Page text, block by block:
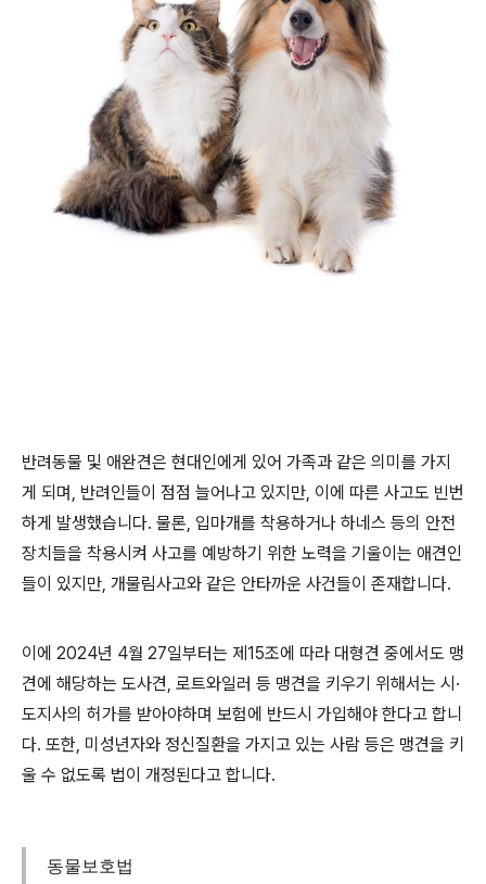
반려동물 및 애완견은 현대인에게 있어 가족과 같은 의미를 가지
게 되며, 반려인들이 점점 늘어나고 있지만, 이에 따른 사고도 빈번
하게 발생했습니다. 물론, 입마개를 착용하거나 하네스 등의 안전
장치들을 착용시켜 사고를 예방하기 위한 노력을 기울이는 애견인
들이 있지만, 개물림사고와 같은 안타까운 사건들이 존재합니다.
이에 2024년 4월 27일부터는 제 15조에 따라 대형견 중에서도 맹
견에 해당하는 도사견, 로트와일러 등 맹견을 키우기 위해서는 시 ·
도지사의 허가를 받아야하며 보험에 반드시 가입해야 한다고 합니
다. 또한, 미성년자와 정신질환을 가지고 있는 사람 등은 맹견을 키
울 수 없도록 법이 개정된다고 합니다.
동물보호법